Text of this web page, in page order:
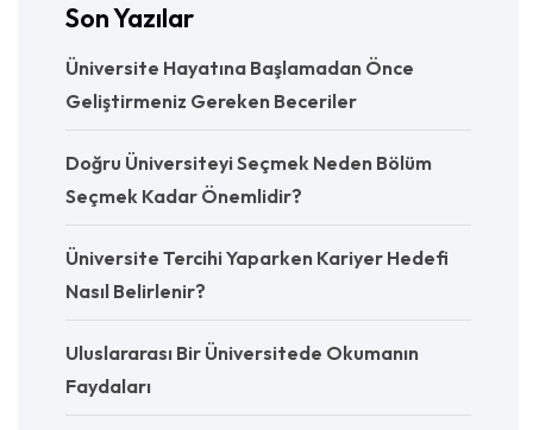
Son Yazılar
Üniversite Hayatına Başlamadan Önce
Geliştirmeniz Gereken Beceriler
Doğru Üniversiteyi Seçmek Neden Bölüm
Seçmek Kadar Önemlidir?
Üniversite Tercihi Yaparken Kariyer Hedefi
Nasıl Belirlenir?
Uluslararası Bir Üniversitede Okumanın
Faydaları